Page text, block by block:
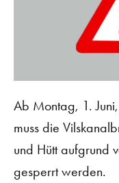
Ab Montag, 1.
muss die
und Hütt aufgrund
gesperrt werden.